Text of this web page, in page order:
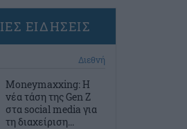
ΕΙΔΗΣΕΙΣ
Διεθνή
Moneymaxxing: Η
νέα τάση της Gen Z
στα social media για
τη διαχείριση...